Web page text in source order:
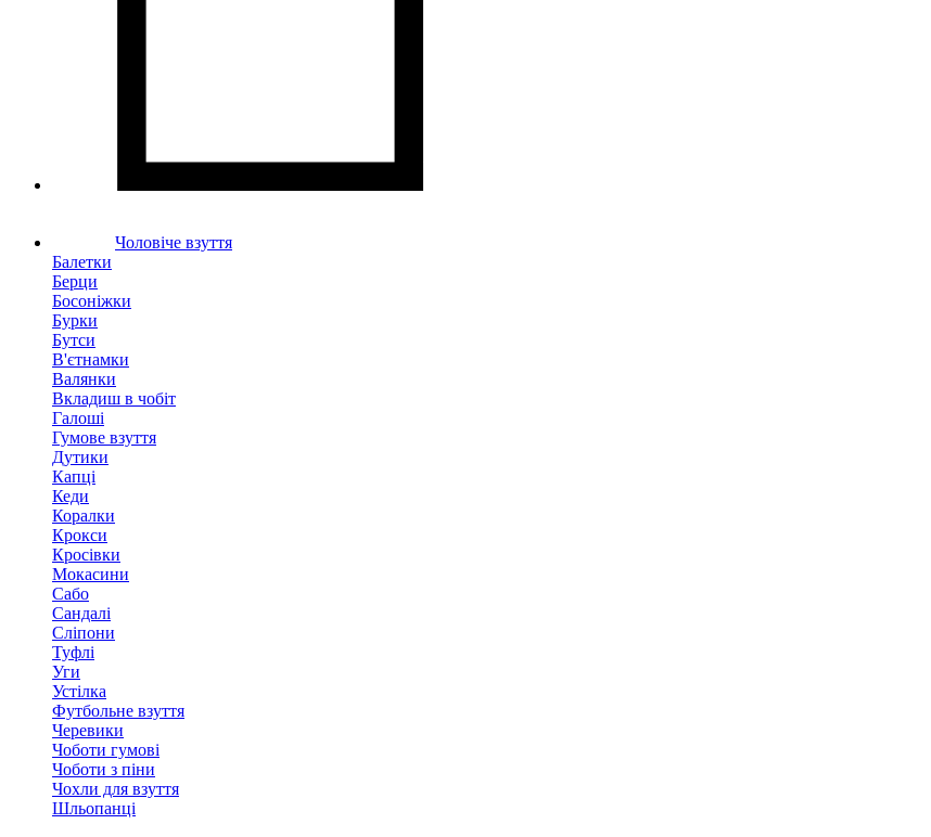
Чоловіче взуття
Балетки
Берци
Босоніжки
Бурки
Бутси
В'єтнамки
Валянки
Вкладиш в чобіт
Галоші
Гумове взуття
Дутики
Капці
Кеди
Коралки
Крокси
Кросівки
Мокасини
Сабо
Сандалі
Сліпони
Туфлі
Уги
Устілка
Футбольне взуття
Черевики
Чоботи гумові
Чоботи з піни
Чохли для взуття
Шльопанці